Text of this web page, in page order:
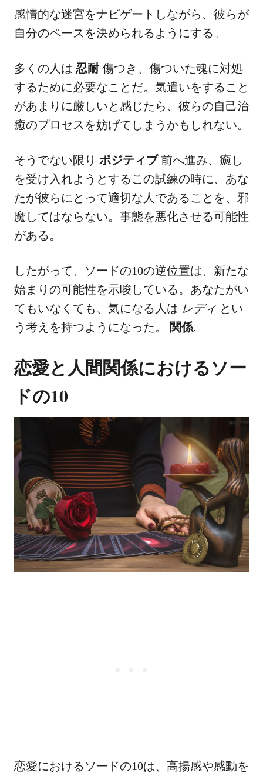
感情的な迷宮をナビゲートしながら、彼らが
自分のペースを決められるようにする。
多くの人は 忍耐 傷つき、傷ついた魂に対処
するために必要なことだ。気遣いをすること
があまりに厳しいと感じたら、彼らの自己治
癒のプロセスを妨げてしまうかもしれない。
そうでない限り ポジティブ前へ進み、癒し
を受け入れようとするこの試練の時に、あな
たが彼らにとって適切な人であることを、邪
魔してはならない。事態を悪化させる可能性
がある。
したがって、ソードの10の逆位置は、新たな
始まりの可能性を示唆している。あなたがい
てもいなくても、気になる人は レディ とい
う考えを持つようになった。
関係.
恋愛と人間関係におけるソー
ドの10
恋愛におけるソードの10は、高揚感や感動を